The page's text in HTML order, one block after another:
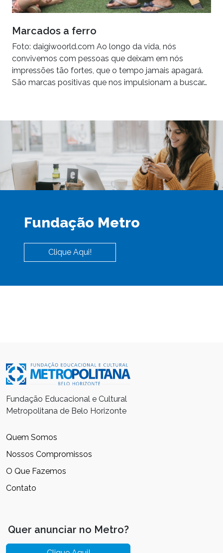
Marcados a ferro
Foto: daigiwoorld.com Ao longo da vida, nós
convivemos com pessoas que deixam em nós
impressões tão fortes, que o tempo jamais apagará.
São marcas positivas que nos impulsionam a buscar…
Fundação Metro
Clique Aqui!
Fundação Educacional e Cultural
Metropolitana de Belo Horizonte
Quem Somos
Nossos Compromissos
O Que Fazemos
Contato
Quer anunciar no Metro?